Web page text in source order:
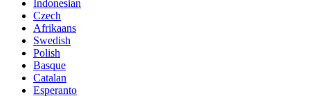
Indonesian
Czech
Afrikaans
Swedish
Polish
Basque
Catalan
Esperanto